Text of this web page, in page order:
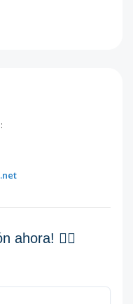
ahora! 👇🏽